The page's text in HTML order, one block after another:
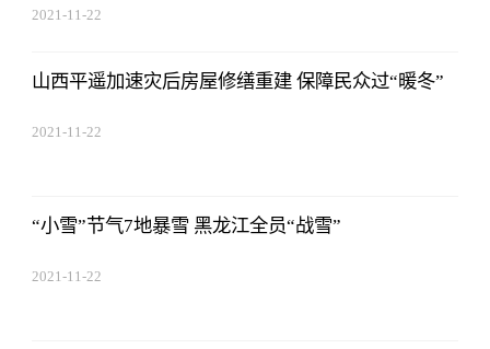
2021-11-22
山西平遥加速灾后房屋修缮重建 保障民众过“暖冬”
2021-11-22
“小雪”节气7地暴雪 黑龙江全员“战雪”
2021-11-22